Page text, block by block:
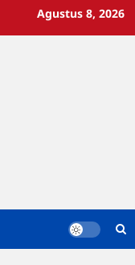
Agustus 8, 2026